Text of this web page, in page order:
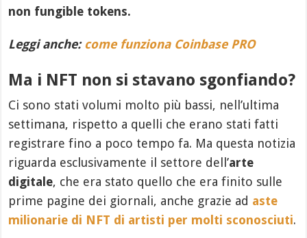
non fungible tokens.
Leggi anche: come funziona Coinbase PRO
Ma i NFT non si stavano sgonfiando?
Ci sono stati volumi molto più bassi, nell’ultima
settimana, rispetto a quelli che erano stati fatti
registrare fino a poco tempo fa. Ma questa notizia
riguarda esclusivamente il settore dell’arte
digitale, che era stato quello che era finito sulle
prime pagine dei giornali, anche grazie ad aste
milionarie di NFT di artisti per molti sconosciuti.